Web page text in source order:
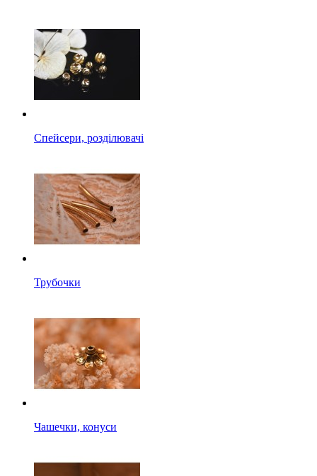
Спейсери, розділювачі
Трубочки
Чашечки, конуси